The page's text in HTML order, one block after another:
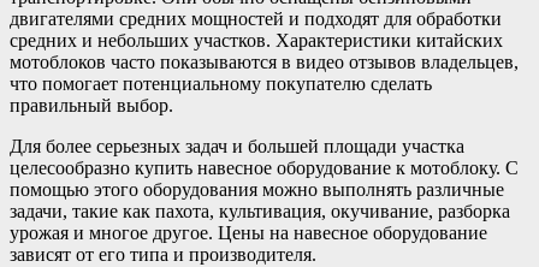
двигателями средних мощностей и подходят для обработки
средних и небольших участков. Характеристики китайских
мотоблоков часто показываются в видео отзывов владельцев,
что помогает потенциальному покупателю сделать
правильный выбор.
Для более серьезных задач и большей площади участка
целесообразно купить навесное оборудование к мотоблоку. С
помощью этого оборудования можно выполнять различные
задачи, такие как пахота, культивация, окучивание, разборка
урожая и многое другое. Цены на навесное оборудование
зависят от его типа и производителя.